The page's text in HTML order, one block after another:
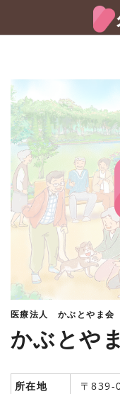
医療法人 かぶとやま会
かぶとや
所在地
〒839-